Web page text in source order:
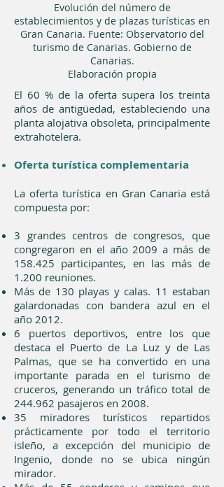
El 60 % de la oferta supera los treinta
años de antigüedad, estableciendo una
planta alojativa obsoleta, principalmente
extrahotelera.
Oferta turística complementaria
La oferta turística en Gran Canaria está
compuesta por:
3 grandes centros de congresos, que
congregaron en el año 2009 a más de
158.425 participantes, en las más de
1.200 reuniones.
Más de 130 playas y calas. 11 estaban
galardonadas con bandera azul en el
año 2012.
6 puertos deportivos, entre los que
destaca el Puerto de La Luz y de Las
Palmas, que se ha convertido en una
importante parada en el turismo de
cruceros, generando un tráfico total de
244.962 pasajeros en 2008.
35 miradores turísticos repartidos
prácticamente por todo el territorio
isleño, a excepción del municipio de
Ingenio, donde no se ubica ningún
mirador.
Evolución del número de
establecimientos y de plazas turísticas en
Gran Canaria. Fuente: Observatorio del
turismo de Canarias. Gobierno de
Canarias.
Elaboración propia